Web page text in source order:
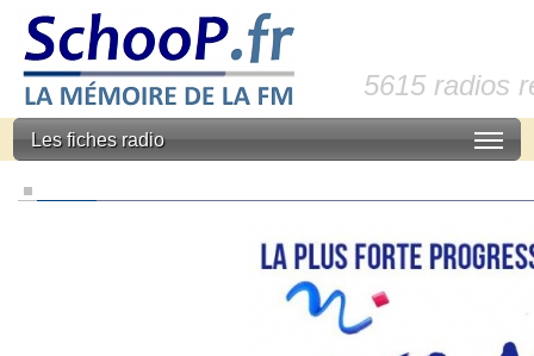
5615 radios
Les fiches radio